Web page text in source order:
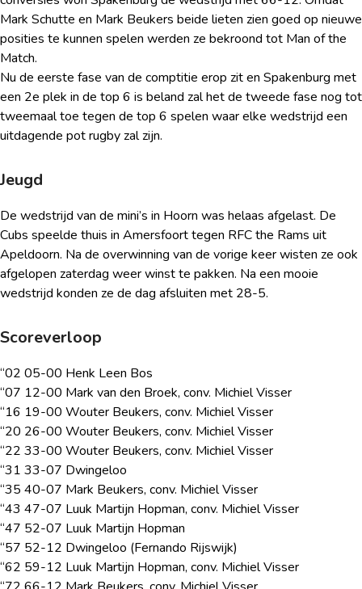
Mark Schutte en Mark Beukers beide lieten zien goed op nieuwe
posities te kunnen spelen werden ze bekroond tot Man of the
Match.
Nu de eerste fase van de comptitie erop zit en Spakenburg met
een 2e plek in de top 6 is beland zal het de tweede fase nog tot
tweemaal toe tegen de top 6 spelen waar elke wedstrijd een
uitdagende pot rugby zal zijn.
Jeugd
De wedstrijd van de mini’s in Hoorn was helaas afgelast. De
Cubs speelde thuis in Amersfoort tegen RFC the Rams uit
Apeldoorn. Na de overwinning van de vorige keer wisten ze ook
afgelopen zaterdag weer winst te pakken. Na een mooie
wedstrijd konden ze de dag afsluiten met 28-5.
Scoreverloop
“02 05-00 Henk Leen Bos
“07 12-00 Mark van den Broek, conv. Michiel Visser
“16 19-00 Wouter Beukers, conv. Michiel Visser
“20 26-00 Wouter Beukers, conv. Michiel Visser
“22 33-00 Wouter Beukers, conv. Michiel Visser
“31 33-07 Dwingeloo
“35 40-07 Mark Beukers, conv. Michiel Visser
“43 47-07 Luuk Martijn Hopman, conv. Michiel Visser
“47 52-07 Luuk Martijn Hopman
“57 52-12 Dwingeloo (Fernando Rijswijk)
“62 59-12 Luuk Martijn Hopman, conv. Michiel Visser